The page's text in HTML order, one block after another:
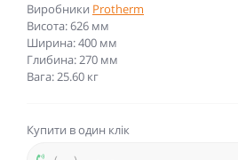
Виробники Protherm
Висота: 626 мм
Ширина: 400 мм
Глибина: 270 мм
Вага: 25.60 кг
Купити в один клік